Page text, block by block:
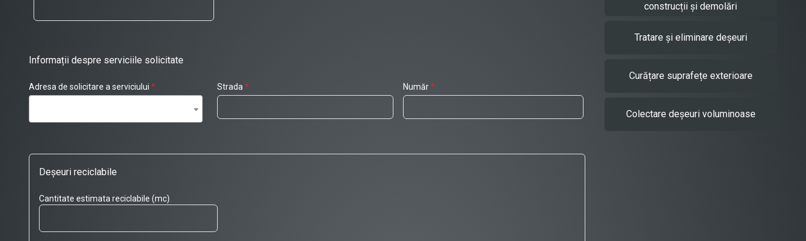
Informații despre serviciile solicitate
Adresa de solicitare a serviciului * Strada* Număr*
Deșeuri reciclabile
Cantitate estimata reciclabile (mc)
construcții și demolări
Tratare și eliminare deșeuri
Curățare suprafețe exterioare
Colectare deșeuri voluminoase